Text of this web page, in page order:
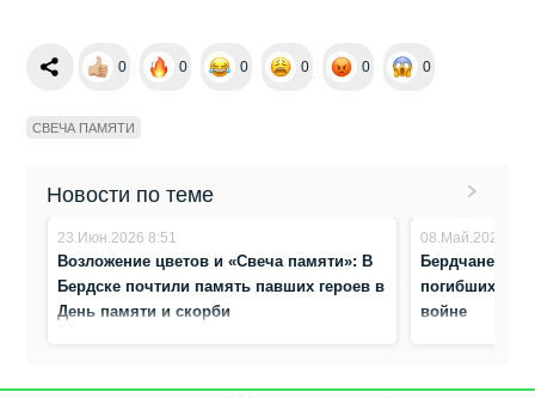
0 0 0 0 0 0
СВЕЧА ПАМЯТИ
Новости по теме
23.Июн.2026 8:51
Возложение цветов и «Свеча памяти»: В
Бердске почтили память павших героев в
День памяти и скорби
08.Май.2026
Бердчане
погибших в
войне